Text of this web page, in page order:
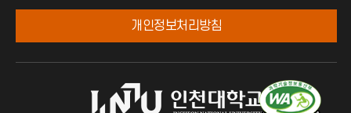
개인정보처리방침